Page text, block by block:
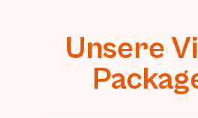
Unsere